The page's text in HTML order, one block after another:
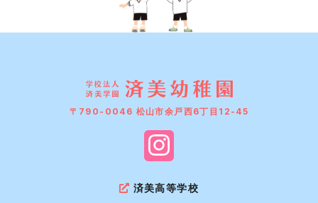
〒790-0046 松山市余戸西6丁目12-45
済美高等学校